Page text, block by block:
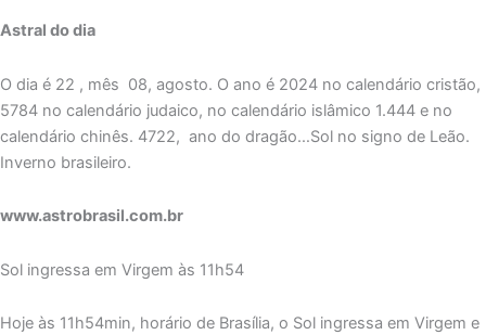
Astral do dia
O dia é 22 , mês 08, agosto. O ano é 2024 no calendário cristão,
5784 no calendário judaico, no calendário islâmico 1.444 e no
calendário chinês. 4722, ano do dragão…Sol no signo de Leão.
Inverno brasileiro.
www.astrobrasil.com.br
Sol ingressa em Virgem às 11h54
Hoje às 11h54min, horário de Brasília, o Sol ingressa em Virgem e